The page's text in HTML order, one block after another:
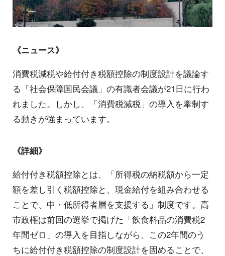
《ニュース》
消費税減税や給付付き税額控除の制度設計を議論す
る「社会保障国民会議」の有識者会議が21日に行わ
れました。しかし、「消費税減税」の導入を牽制す
る動きが強まっています。
《詳細》
給付付き税額控除とは、「所得税の納税額から一定
額を差し引く税額控除と、現金給付を組み合わせる
ことで、中・低所得者層を支援する」制度です。高
市政権は前回の選挙で掲げた「飲食料品の消費税2
年間ゼロ」の導入を目指しながら、この2年間のう
ちに給付付き税額控除の制度設計を固めることで、